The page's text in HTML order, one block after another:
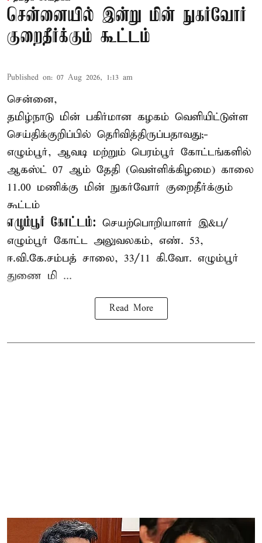
சென்னையில் இன்று மின் நுகர்வோர்
குறைதீர்க்கும் கூட்டம்
Published on: 07 Aug 2026, 1:13 am
சென்னை,
தமிழ்நாடு மின் பகிர்மான கழகம் வெளியிட்டுள்ள
செய்திக்குறிப்பில் தெரிவித்திருப்பதாவது;-
எழும்பூர், ஆவடி மற்றும் பெரம்பூர் கோட்டங்களில்
ஆகஸ்ட் 07 ஆம் தேதி (வெள்ளிக்கிழமை) காலை
11.00 மணிக்கு மின் நுகர்வோர் குறைதீர்க்கும்
கூட்டம்
எழும்பூர் கோட்டம்: செயற்பொறியாளர் இ&ப/
எழும்பூர் கோட்ட அலுவலகம், எண். 53,
ஈ.வி.கே.சம்பத் சாலை, 33/11 கி.வோ. எழும்பூர்
துணை மி ...
Read More